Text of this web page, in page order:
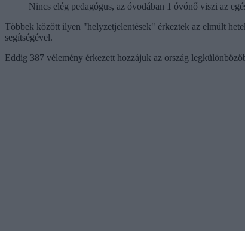
Nincs elég pedagógus, az óvodában 1 óvónő viszi az
Többek között ilyen "helyzetjelentések" érkeztek az elmúlt
segítségével.
Eddig 387 vélemény érkezett hozzájuk az ország